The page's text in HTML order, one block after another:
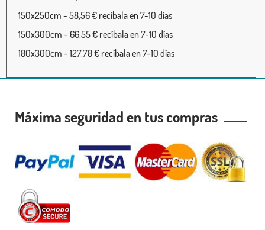
150x250cm - 58,56 € recíbala en 7-10 días
150x300cm - 66,55 € recíbala en 7-10 días
180x300cm - 127,78 € recíbala en 7-10 días
Máxima seguridad en tus compras